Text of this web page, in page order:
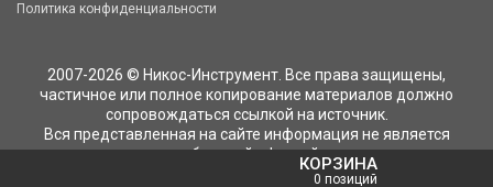
КОРЗИНА
0 позиций
Политика конфиденциальности
2007-2026 © Никос-Инструмент. Все права защищены,
частичное или полное копирование материалов должно
сопровождаться ссылкой на источник.
Вся представленная на сайте информация не является
публичной офертой